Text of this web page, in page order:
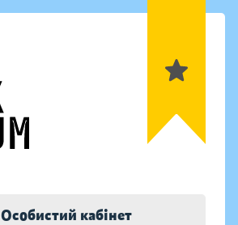
Особистий кабінет